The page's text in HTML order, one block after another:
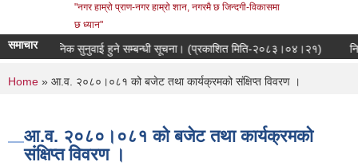
"नगर हाम्रो प्राण-नगर हाम्रो शान, नगरमै छ जिन्दगी-विकासमा
छ ध्यान"
समाचार
सार्वजनिक सुनुवाई हुने सम्बन्धी सूचना। (प्रकाशित मिति-२०८३।०४।२१)
You are here
Home » आ.व. २०८०।०८१ को बजेट तथा कार्यक्रमको संक्षिप्त विवरण ।
आ.व. २०८०।०८१ को बजेट तथा कार्यक्रमको
संक्षिप्त विवरण ।